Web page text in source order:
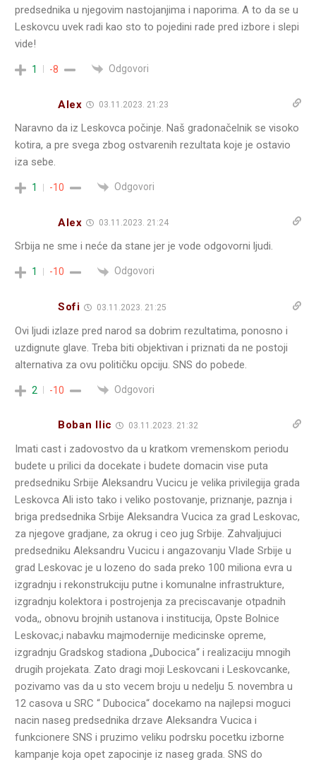
predsednika u njegovim nastojanjima i naporima. A to da se u
Leskovcu uvek radi kao sto to pojedini rade pred izbore i slepi
vide!
1 -8 Odgovori
Alex 03.11.2023. 21:23
Naravno da iz Leskovca počinje. Naš gradonačelnik se visoko
kotira, a pre svega zbog ostvarenih rezultata koje je ostavio
iza sebe.
1 -10 Odgovori
Alex 03.11.2023. 21:24
Srbija ne sme i neće da stane jer je vode odgovorni ljudi.
1 -10 Odgovori
Sofi 03.11.2023. 21:25
Ovi ljudi izlaze pred narod sa dobrim rezultatima, ponosno i
uzdignute glave. Treba biti objektivan i priznati da ne postoji
alternativa za ovu političku opciju. SNS do pobede.
2 -10 Odgovori
Boban Ilic 03.11.2023. 21:32
Imati cast i zadovostvo da u kratkom vremenskom periodu
budete u prilici da docekate i budete domacin vise puta
predsedniku Srbije Aleksandru Vucicu je velika privilegija grada
Leskovca Ali isto tako i veliko postovanje, priznanje, paznja i
briga predsednika Srbije Aleksandra Vucica za grad Leskovac,
za njegove gradjane, za okrug i ceo jug Srbije. Zahvaljujuci
predsedniku Aleksandru Vucicu i angazovanju Vlade Srbije u
grad Leskovac je u lozeno do sada preko 100 miliona evra u
izgradnju i rekonstrukciju putne i komunalne infrastrukture,
izgradnju kolektora i postrojenja za preciscavanje otpadnih
voda,, obnovu brojnih ustanova i institucija, Opste Bolnice
Leskovac,i nabavku majmodernije medicinske opreme,
izgradnju Gradskog stadiona „Dubocica“ i realizaciju mnogih
drugih projekata. Zato dragi moji Leskovcani i Leskovcanke,
pozivamo vas da u sto vecem broju u nedelju 5. novembra u
12 casova u SRC “ Dubocica“ docekamo na najlepsi moguci
nacin naseg predsednika drzave Aleksandra Vucica i
funkcionere SNS i pruzimo veliku podrsku pocetku izborne
kampanje koja opet zapocinje iz naseg grada. SNS do